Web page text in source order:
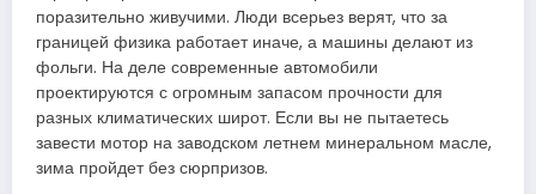
поразительно живучими. Люди всерьез верят, что за
границей физика работает иначе, а машины делают из
фольги. На деле современные автомобили
проектируются с огромным запасом прочности для
разных климатических широт. Если вы не пытаетесь
завести мотор на заводском летнем минеральном масле,
зима пройдет без сюрпризов.